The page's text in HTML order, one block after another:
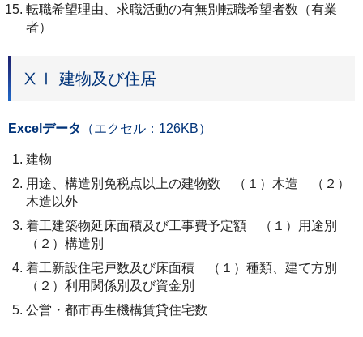
転職希望理由、求職活動の有無別転職希望者数（有業
者）
ⅩⅠ 建物及び住居
Excelデータ （エクセル：126KB）
建物
用途、構造別免税点以上の建物数 （１）木造 （２）
木造以外
着工建築物延床面積及び工事費予定額 （１）用途別
（２）構造別
着工新設住宅戸数及び床面積 （１）種類、建て方別
（２）利用関係別及び資金別
公営・都市再生機構賃貸住宅数